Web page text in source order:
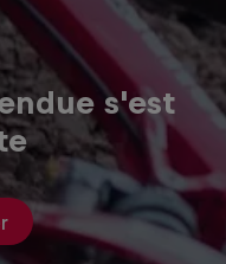
s'est